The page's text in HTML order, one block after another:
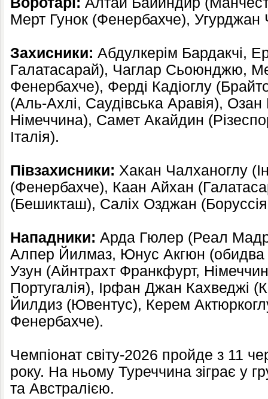
Мерт Гунок (Фенербахче), Угурджан
Захисники: Абдулкерім Бардакчі,
Галатасарай), Чаглар Сьоюнджю,
Фенербахче), Ферді Кадіоглу
(Аль-Ахлі, Саудівська Аравія),
Німеччина), Самет Акайдин
Італія).
Півзахисники: Хакан Чалханоглу
(Фенербахче), Каан Айхан
(Бешикташ), Саліх Озджан
Нападники: Арда Гюлер (Реал
Алпер Йилмаз, Юнус Акгюн (обидва
Узун (Айнтрахт Франкфурт,
Португалія), Ірфан Джан Кахведжі
Йилдиз (Ювентус), Керем
Фенербахче).
Чемпіонат світу-2026 пройде з 11
року. На ньому Туреччина зіграє у
та Австралією.